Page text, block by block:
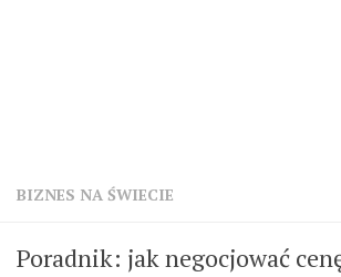
BIZNES NA ŚWIECIE
Poradnik: jak negocjować